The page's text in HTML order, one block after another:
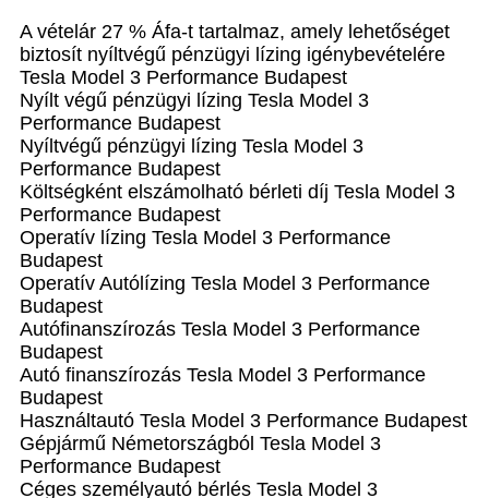
A vételár 27 % Áfa-t tartalmaz, amely lehetőséget
biztosít nyíltvégű pénzügyi lízing igénybevételére
Tesla Model 3 Performance Budapest
Nyílt végű pénzügyi lízing Tesla Model 3
Performance Budapest
Nyíltvégű pénzügyi lízing Tesla Model 3
Performance Budapest
Költségként elszámolható bérleti díj Tesla Model 3
Performance Budapest
Operatív lízing Tesla Model 3 Performance
Budapest
Operatív Autólízing Tesla Model 3 Performance
Budapest
Autófinanszírozás Tesla Model 3 Performance
Budapest
Autó finanszírozás Tesla Model 3 Performance
Budapest
Használtautó Tesla Model 3 Performance Budapest
Gépjármű Németországból Tesla Model 3
Performance Budapest
Céges személyautó bérlés Tesla Model 3